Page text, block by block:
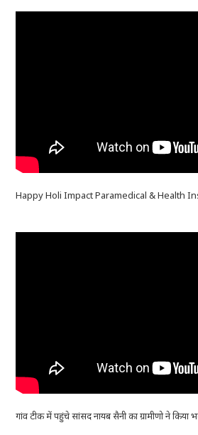
Happy Holi Impact Paramedical & Health
गांव टीक में पहुंचे सांसद नायब सैनी का ग्रामीणो ने किया